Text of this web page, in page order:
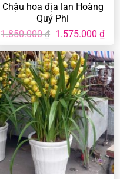
Chậu hoa địa lan Hoàng
Quý Phi
1.850.000₫ Giá
là:
1.850.000 ₫.
1.575.000 ₫Giá
hiện
tại
là: